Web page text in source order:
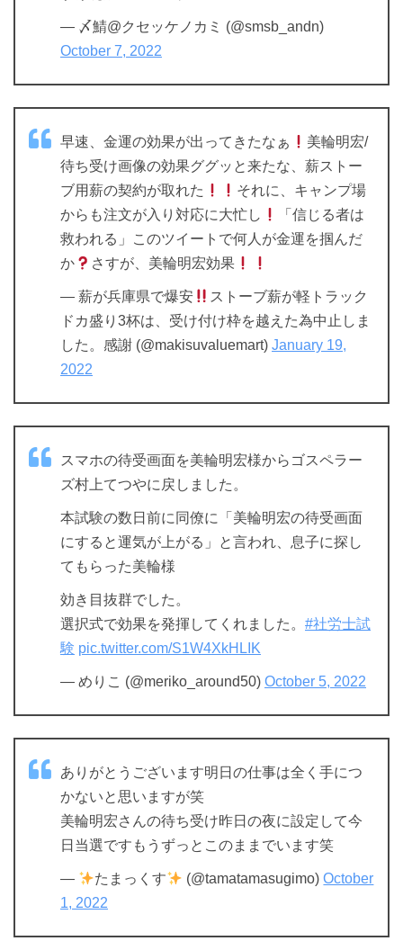
— 〆鯖@クセッケノカミ (@smsb_andn)
October 7, 2022
早速、金運の効果が出ってきたなぁ
美輪明宏/
待ち受け画像の効果ググッと来たな、薪ストー
ブ用薪の契約が取れた
それに、キャンプ場
からも注文が入り対応に大忙し
「信じる者は
救われる」このツイートで何人が金運を掴んだ
か
さすが、美輪明宏効果
— 薪が兵庫県で爆安
ストーブ薪が軽トラック
ドカ盛り3杯は、受け付け枠を越えた為中止しま
した。感謝 (@makisuvaluemart) January 19,
2022
スマホの待受画面を美輪明宏様からゴスペラー
ズ村上てつやに戻しました。
本試験の数日前に同僚に「美輪明宏の待受画面
にすると運気が上がる」と言われ、息子に探し
てもらった美輪様
効き目抜群でした。
選択式で効果を発揮してくれました。 #社労士試
験 pic.twitter.com/S1W4XkHLIK
— めりこ (@meriko_around50) October 5, 2022
ありがとうございます明日の仕事は全く手につ
かないと思いますが笑
美輪明宏さんの待ち受け昨日の夜に設定して今
日当選ですもうずっとこのままでいます笑
— たまっくす (@tamatamasugimo)October
1, 2022